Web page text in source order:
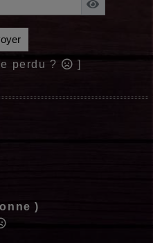
perdu ? ]
)